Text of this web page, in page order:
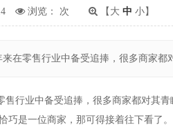
浏览： 次 【 大 中 小 】
在零售行业中备受追捧，很多商家
行业中备受追捧，很多商家都对其青
巧是一位商家，那可得接着往下看了